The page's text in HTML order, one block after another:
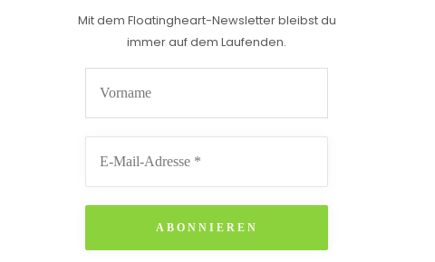
Mit dem Floatingheart-Newsletter bleibst du
immer auf dem Laufenden.